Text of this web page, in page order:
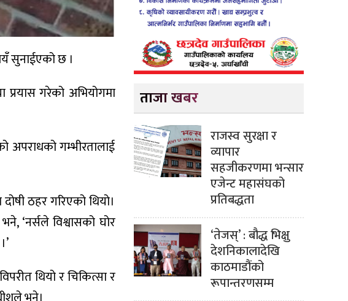
सुनाईएको छ ।
प्रयास गरेको अभियोगमा
अपराधको गम्भीरतालाई
ठहर गरिएको थियो।
‘नर्सले विश्वासको घोर
थियो र चिकित्सा र
ताजा खबर
राजस्व सुरक्षा र
व्यापार
सहजीकरणमा भन्सार
एजेन्ट महासंघको
प्रतिबद्धता
‘तेजस्’ : बौद्ध भिक्षु
देशनिकालादेखि
काठमाडौंको
रूपान्तरणसम्म